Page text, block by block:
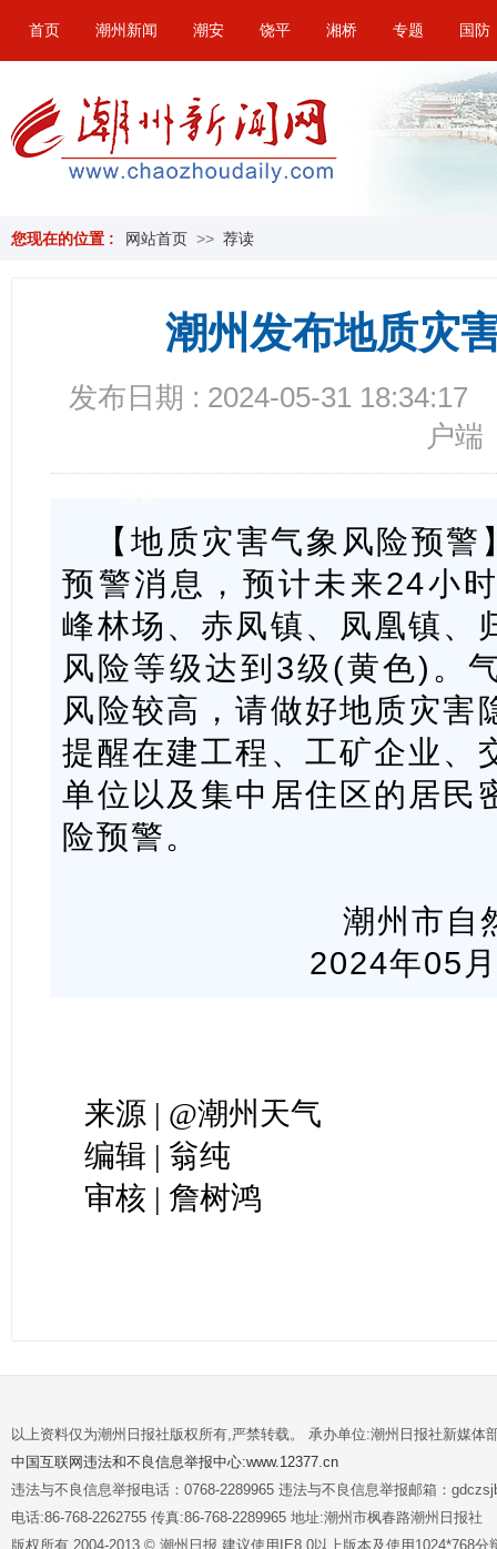
首页 潮州新闻 潮安 饶平 湘桥 专题 国防
您现在的位置 : 网站首页 >> 荐读
潮州发布地质灾
发布日期 : 2024-05-31 18:34:17
户端
【地质灾害气象风险预
预警消息，预计未来24小
峰林场、赤凤镇、凤凰镇、
风险等级达到3级(黄色)。
风险较高，请做好地质灾害
提醒在建工程、工矿企业、
单位以及集中居住区的居民
险预警。
潮州市自
2024年05
来源 | @潮州天气
编辑 | 翁纯
审核 | 詹树鸿
以上资料仅为潮州日报社版权所有,严禁转载。 承办单位:潮州日报社新媒体
中国互联网违法和不良信息举报中心:www.12377.cn
违法与不良信息举报电话：0768-2289965 违法与不良信息举报邮箱：
电话:86-768-2262755 传真:86-768-2289965 地址:潮州市枫春路潮州日报社
版权所有 2004-2013 © 潮州日报 建议使用IE8.0以上版本及使用1024*768分